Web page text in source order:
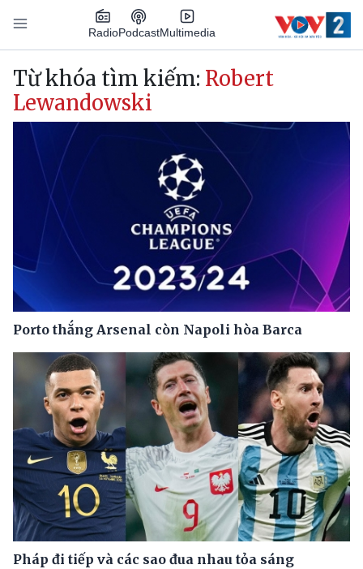
Nhảy đến nội dung
RadioPodcastMultimedia
Main navigation
Từ khóa tìm kiếm: Robert
Lewandowski
Porto thắng Arsenal còn Napoli hòa Barca
Pháp đi tiếp và các sao đua nhau tỏa sáng